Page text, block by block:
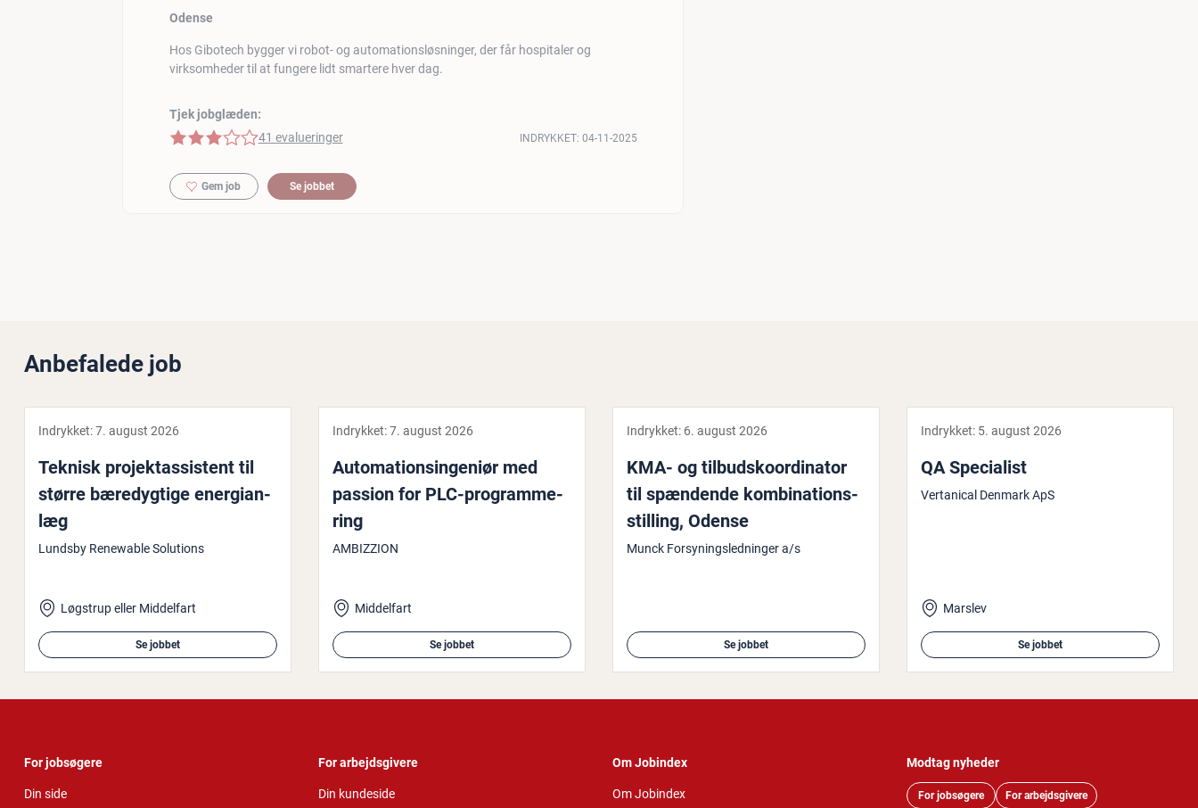
Odense
Hos Gibotech bygger vi robot- og automationsløsninger, der får hospitaler og
virksomheder til at fungere lidt smartere hver dag.
Tjek jobglæden:
3 af 5 stjerner
41 evalueringer INDRYKKET: 04-11-2025
Gem job Se jobbet
Anbefalede job
Indrykket:7. august 2026
Teknisk pro­jek­tas­si­stent til
større bæ­re­dyg­ti­ge ener­gi­an­
læg
Lundsby Renewable Solutions
Løgstrup eller Middelfart
Se jobbet
Indrykket:7. august 2026
Au­to­ma­tions­in­ge­ni­ør med
passion for PLC-pro­gram­me­
ring
AMBIZZION
Middelfart
Se jobbet
Indrykket: 6. august 2026
KMA- og til­bud­sko­or­di­na­tor
til spændende kom­bi­na­tions­
stil­ling, Odense
Munck Forsyningsledninger a/s
Se jobbet
Indrykket: 5. august 2026
QA Spe­ci­a­list
Vertanical Denmark ApS
Marslev
Se jobbet
For jobsøgere
Din side
For arbejdsgivere
Din kundeside
Om Jobindex
Om Jobindex
Modtag nyheder
For jobsøgere For arbejdsgivere